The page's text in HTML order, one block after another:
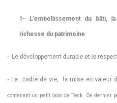
1- L’embellissement du bâti,
richesse du patrimoine
- Le développement durable et le
- Le cadre de vie, la mise en valeur
contenant un petit bois de Teck. Ce dernier